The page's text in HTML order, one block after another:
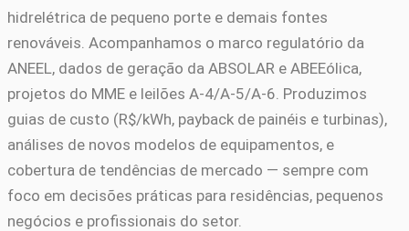
hidrelétrica de pequeno porte e demais fontes
renováveis. Acompanhamos o marco regulatório da
ANEEL, dados de geração da ABSOLAR e ABEEólica,
projetos do MME e leilões A-4/A-5/A-6. Produzimos
guias de custo (R$/kWh, payback de painéis e turbinas),
análises de novos modelos de equipamentos, e
cobertura de tendências de mercado — sempre com
foco em decisões práticas para residências, pequenos
negócios e profissionais do setor.